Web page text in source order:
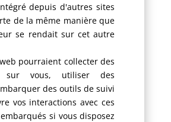
depuis d'autres sites
de la même manière que
se rendait sur cet autre
pourraient collecter des
sur vous, utiliser des
des outils de suivi
vos interactions avec ces
si vous disposez